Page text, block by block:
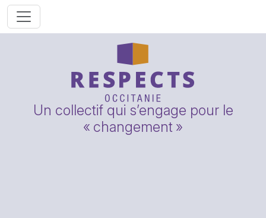
Un collectif qui s’engage pour le
« changement »